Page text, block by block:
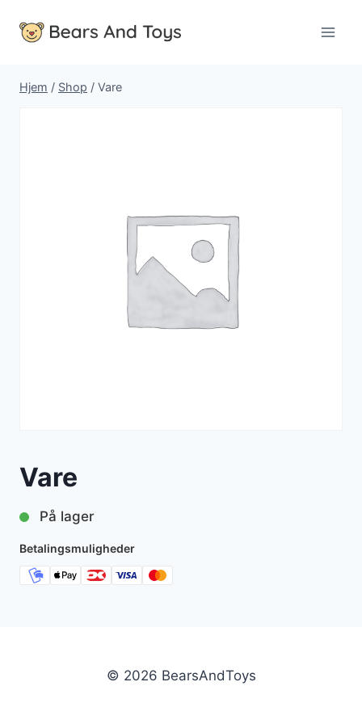
Hjem / Shop / Vare
Vare
På lager
Betalingsmuligheder
© 2026 BearsAndToys